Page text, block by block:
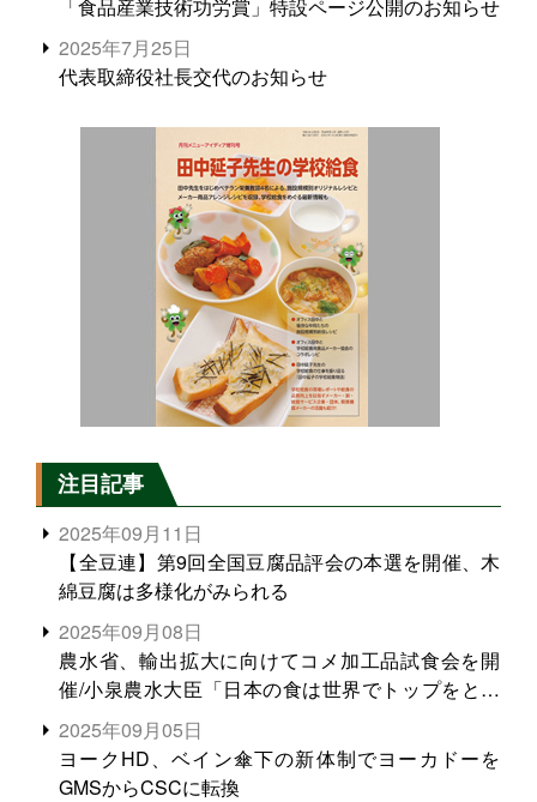
「食品産業技術功労賞」特設ページ公開のお知らせ
2025年7月25日
代表取締役社長交代のお知らせ
注目記事
2025年09月11日
【全豆連】第9回全国豆腐品評会の本選を開催、木
綿豆腐は多様化がみられる
2025年09月08日
農水省、輸出拡大に向けてコメ加工品試食会を開
催/小泉農水大臣「日本の食は世界でトップをとれ
る。米増産に向けて、米輸出需要の拡大を」
2025年09月05日
ヨークHD、ベイン傘下の新体制でヨーカドーを
GMSからCSCに転換